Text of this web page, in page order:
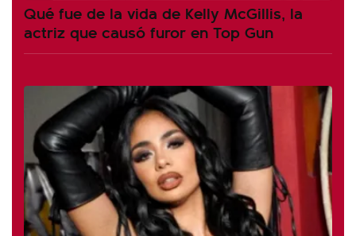
Qué fue de la vida de Kelly McGillis, la
actriz que causó furor en Top Gun